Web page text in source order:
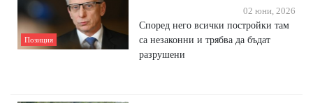
Позиция
02 юни, 2026
Според него всички постройки там
са незаконни и трябва да бъдат
разрушени